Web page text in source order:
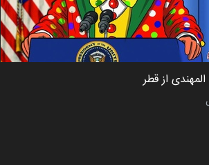
جشنواره بین‌المللی کارتون مدارس
پرتغال، ۲۰۲۷
از قطر